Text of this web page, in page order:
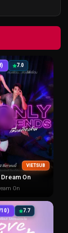
7.0
VIETSUB
On
On
10) 7.7